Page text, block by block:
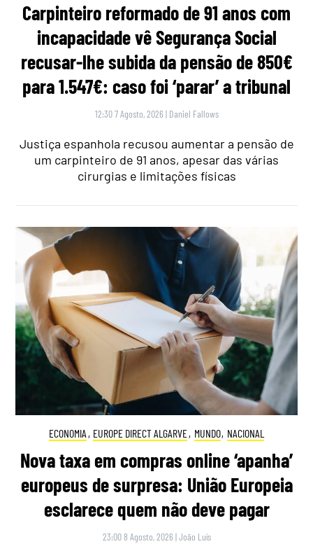
Carpinteiro reformado de 91 anos com
incapacidade vê Segurança Social
recusar-lhe subida da pensão de 850€
para 1.547€: caso foi ‘parar’ a tribunal
12:30 7 Agosto, 2026 | Daniel Fallows
Justiça espanhola recusou aumentar a pensão de
um carpinteiro de 91 anos, apesar das várias
cirurgias e limitações físicas
ECONOMIA , EUROPE DIRECT ALGARVE, MUNDO, NACIONAL
Nova taxa em compras online ‘apanha’
europeus de surpresa: União Europeia
esclarece quem não deve pagar
23:00 8 Agosto, 2026 |João Luís